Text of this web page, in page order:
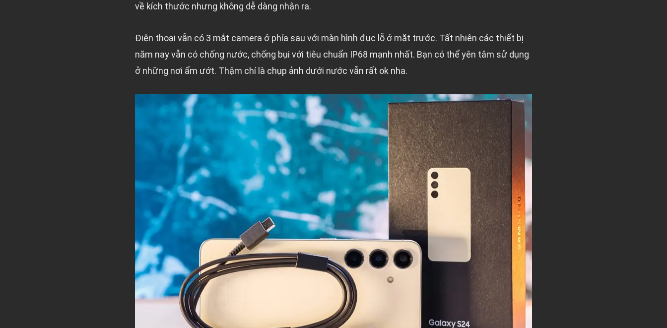
về kích thước nhưng không dễ dàng nhận ra.
Điện thoại vẫn có 3 mắt camera ở phía sau với màn hình đục lỗ ở mặt trước. Tất nhiên các thiết bị
năm nay vẫn có chống nước, chống bụi với tiêu chuẩn IP68 mạnh nhất. Bạn có thể yên tâm sử dụng
ở những nơi ẩm ướt. Thậm chí là chụp ảnh dưới nước vẫn rất ok nha.